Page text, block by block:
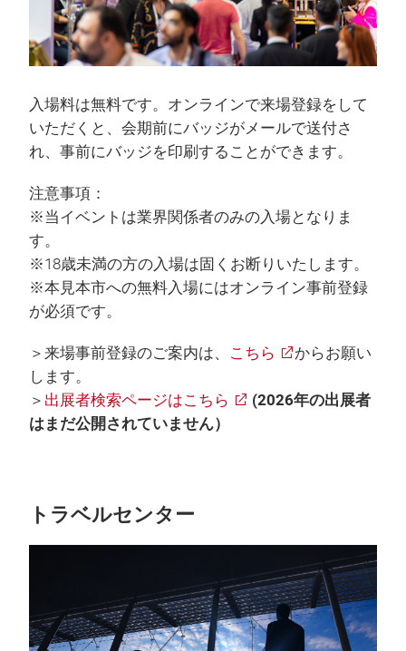
入場料は無料です。オンラインで来場登録をして
いただくと、会期前にバッジがメールで送付さ
れ、事前にバッジを印刷することができます。
注意事項：
※当イベントは業界関係者のみの入場となりま
す。
※18歳未満の方の入場は固くお断りいたします。
※本見本市への無料入場にはオンライン事前登録
が必須です。
＞来場事前登録のご案内は、 こちら
からお願い
します。
＞ 出展者検索ページはこちら
(2026年の出展者
はまだ公開されていません）
トラベルセンター